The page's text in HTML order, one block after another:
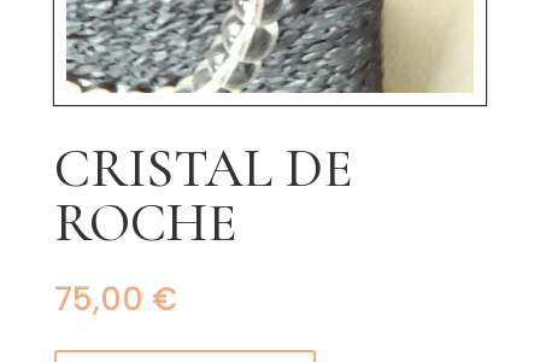
CRISTAL DE
ROCHE
75,00 €